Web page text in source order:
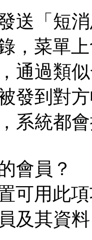
送「短
，菜單
通過類
發到對
系統都
會員？
可用此
及其資